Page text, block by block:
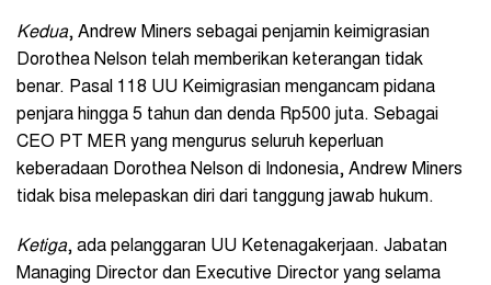
Kedua, Andrew Miners sebagai penjamin keimigrasian
Dorothea Nelson telah memberikan keterangan tidak
benar. Pasal 118 UU Keimigrasian mengancam pidana
penjara hingga 5 tahun dan denda Rp500 juta. Sebagai
CEO PT MER yang mengurus seluruh keperluan
keberadaan Dorothea Nelson di Indonesia, Andrew Miners
tidak bisa melepaskan diri dari tanggung jawab hukum.
Ketiga, ada pelanggaran UU Ketenagakerjaan. Jabatan
Managing Director dan Executive Director yang selama